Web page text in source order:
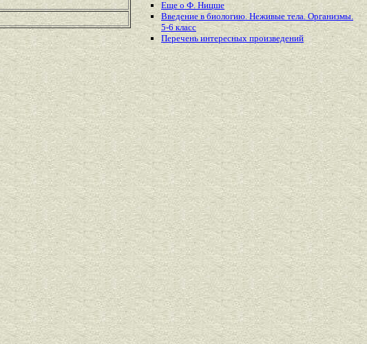
Еще о Ф. Ницше
Введение в биологию. Неживые тела. Организмы.
5-6 класс
Переченьинтересныхпроизведений